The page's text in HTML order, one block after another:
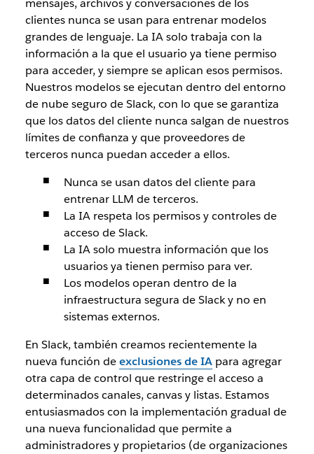
mensajes, archivos y conversaciones de los
clientes nunca se usan para entrenar modelos
grandes de lenguaje. La IA solo trabaja con la
información a la que el usuario ya tiene permiso
para acceder, y siempre se aplican esos permisos.
Nuestros modelos se ejecutan dentro del entorno
de nube seguro de Slack, con lo que se garantiza
que los datos del cliente nunca salgan de nuestros
límites de confianza y que proveedores de
terceros nunca puedan acceder a ellos.
Nunca se usan datos del cliente para
entrenar LLM de terceros.
La IA respeta los permisos y controles de
acceso de Slack.
La IA solo muestra información que los
usuarios ya tienen permiso para ver.
Los modelos operan dentro de la
infraestructura segura de Slack y no en
sistemas externos.
En Slack, también creamos recientemente la
nueva función deexclusiones de IApara agregar
otra capa de control que restringe el acceso a
determinados canales, canvas y listas. Estamos
entusiasmados con la implementación gradual de
una nueva funcionalidad que permite a
administradores y propietarios (de organizaciones